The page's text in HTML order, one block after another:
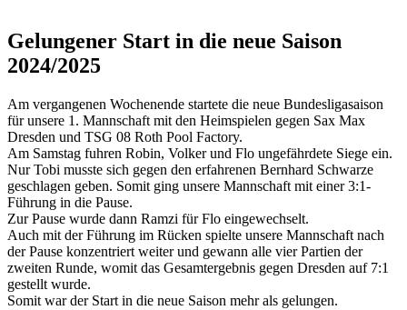
Gelungener Start in die neue Saison
2024/2025
Am vergangenen Wochenende startete die neue Bundesligasaison
für unsere 1. Mannschaft mit den Heimspielen gegen Sax Max
Dresden und TSG 08 Roth Pool Factory.
Am Samstag fuhren Robin, Volker und Flo ungefährdete Siege ein.
Nur Tobi musste sich gegen den erfahrenen Bernhard Schwarze
geschlagen geben. Somit ging unsere Mannschaft mit einer 3:1-
Führung in die Pause.
Zur Pause wurde dann Ramzi für Flo eingewechselt.
Auch mit der Führung im Rücken spielte unsere Mannschaft nach
der Pause konzentriert weiter und gewann alle vier Partien der
zweiten Runde, womit das Gesamtergebnis gegen Dresden auf 7:1
gestellt wurde.
Somit war der Start in die neue Saison mehr als gelungen.